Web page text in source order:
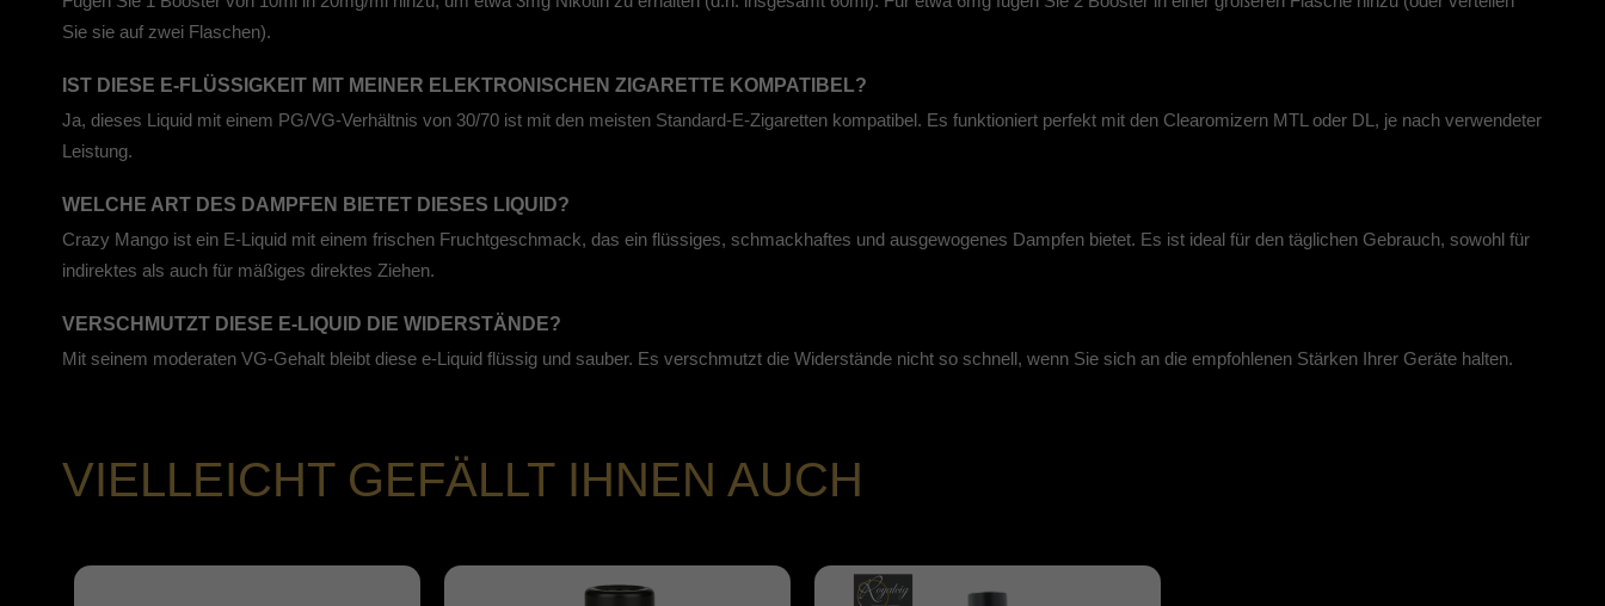
Sie sie auf zwei Flaschen).
IST DIESE E-FLÜSSIGKEIT MIT MEINER ELEKTRONISCHEN ZIGARETTE KOMPATIBEL?
Ja, dieses Liquid mit einem PG/VG-Verhältnis von 30/70 ist mit den meisten Standard-E-Zigaretten kompatibel. Es funktioniert perfekt mit den Clearomizern MTL oder DL, je nach verwendeter
Leistung.
WELCHE ART DES DAMPFEN BIETET DIESES LIQUID?
Crazy Mango ist ein E-Liquid mit einem frischen Fruchtgeschmack, das ein flüssiges, schmackhaftes und ausgewogenes Dampfen bietet. Es ist ideal für den täglichen Gebrauch, sowohl für
indirektes als auch für mäßiges direktes Ziehen.
VERSCHMUTZT DIESE E-LIQUID DIE WIDERSTÄNDE?
Mit seinem moderaten VG-Gehalt bleibt diese e-Liquid flüssig und sauber. Es verschmutzt die Widerstände nicht so schnell, wenn Sie sich an die empfohlenen Stärken Ihrer Geräte halten.
VIELLEICHT GEFÄLLT IHNEN AUCH